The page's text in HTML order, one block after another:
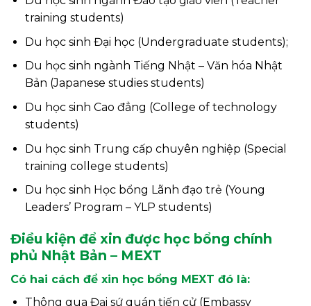
training students)
Du học sinh Đại học (Undergraduate students);
Du học sinh ngành Tiếng Nhật – Văn hóa Nhật
Bản (Japanese studies students)
Du học sinh Cao đẳng (College of technology
students)
Du học sinh Trung cấp chuyên nghiệp (Special
training college students)
Du học sinh Học bổng Lãnh đạo trẻ (Young
Leaders’ Program – YLP students)
Điều kiện để xin được học bổng chính
phủ Nhật Bản – MEXT
Có hai cách để xin học bổng MEXT đó là:
Thông qua Đại sứ quán tiến cử (Embassy